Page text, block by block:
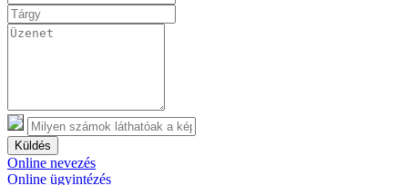
Küldés
Online nevezés
Online ügyintézés